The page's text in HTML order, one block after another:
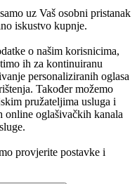
uz Vaš osobni pristanak
iskustvo kupnje.
o našim korisnicima,
ih za kontinuiranu
personaliziranih oglasa
Također možemo
pružateljima usluga i
oglašivačkih kanala
provjerite postavke i